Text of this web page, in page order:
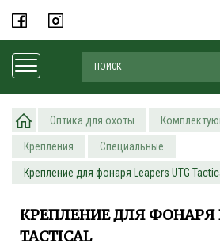
Оптика для охоты
Крепления Специальные
Крепление для фонаря Leapers UTG
КРЕПЛЕНИЕ ДЛЯ ФОНАРЯ
TACTICAL